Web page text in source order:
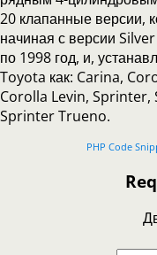
20 клапанные версии,
начиная с версии
по 1998 год, и,
Toyota как: Carina,
Corolla Levin,
Sprinter Trueno.
PHP Code